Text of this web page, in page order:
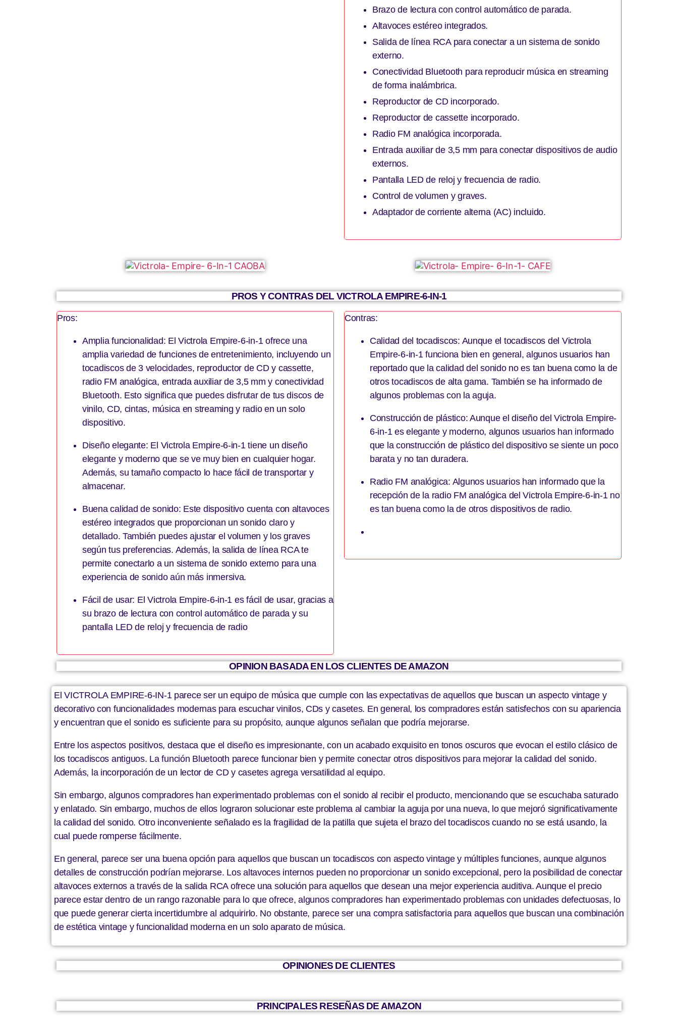
Brazo de lectura con control automático de parada.
Altavoces estéreo integrados.
Salida de línea RCA para conectar a un sistema de sonido
externo.
Conectividad Bluetooth para reproducir música en streaming
de forma inalámbrica.
Reproductor de CD incorporado.
Reproductor de cassette incorporado.
Radio FM analógica incorporada.
Entrada auxiliar de 3,5 mm para conectar dispositivos de audio
externos.
Pantalla LED de reloj y frecuencia de radio.
Control de volumen y graves.
Adaptador de corriente alterna (AC) incluido.
PROS Y CONTRAS DEL VICTROLA EMPIRE-6-IN-1
Pros:
Amplia funcionalidad: El Victrola Empire-6-in-1 ofrece una
amplia variedad de funciones de entretenimiento, incluyendo un
tocadiscos de 3 velocidades, reproductor de CD y cassette,
radio FM analógica, entrada auxiliar de 3,5 mm y conectividad
Bluetooth. Esto significa que puedes disfrutar de tus discos de
vinilo, CD, cintas, música en streaming y radio en un solo
dispositivo.
Diseño elegante: El Victrola Empire-6-in-1 tiene un diseño
elegante y moderno que se ve muy bien en cualquier hogar.
Además, su tamaño compacto lo hace fácil de transportar y
almacenar.
Buena calidad de sonido: Este dispositivo cuenta con altavoces
estéreo integrados que proporcionan un sonido claro y
detallado. También puedes ajustar el volumen y los graves
según tus preferencias. Además, la salida de línea RCA te
permite conectarlo a un sistema de sonido externo para una
experiencia de sonido aún más inmersiva.
Fácil de usar: El Victrola Empire-6-in-1 es fácil de usar, gracias a
su brazo de lectura con control automático de parada y su
pantalla LED de reloj y frecuencia de radio
Contras:
Calidad del tocadiscos: Aunque el tocadiscos del Victrola
Empire-6-in-1 funciona bien en general, algunos usuarios han
reportado que la calidad del sonido no es tan buena como la de
otros tocadiscos de alta gama. También se ha informado de
algunos problemas con la aguja.
Construcción de plástico: Aunque el diseño del Victrola Empire-
6-in-1 es elegante y moderno, algunos usuarios han informado
que la construcción de plástico del dispositivo se siente un poco
barata y no tan duradera.
Radio FM analógica: Algunos usuarios han informado que la
recepción de la radio FM analógica del Victrola Empire-6-in-1 no
es tan buena como la de otros dispositivos de radio.
OPINION BASADA EN LOS CLIENTES DE AMAZON
El VICTROLA EMPIRE-6-IN-1 parece ser un equipo de música que cumple con las expectativas de aquellos que buscan un aspecto vintage y
decorativo con funcionalidades modernas para escuchar vinilos, CDs y casetes. En general, los compradores están satisfechos con su apariencia
y encuentran que el sonido es suficiente para su propósito, aunque algunos señalan que podría mejorarse.
Entre los aspectos positivos, destaca que el diseño es impresionante, con un acabado exquisito en tonos oscuros que evocan el estilo clásico de
los tocadiscos antiguos. La función Bluetooth parece funcionar bien y permite conectar otros dispositivos para mejorar la calidad del sonido.
Además, la incorporación de un lector de CD y casetes agrega versatilidad al equipo.
Sin embargo, algunos compradores han experimentado problemas con el sonido al recibir el producto, mencionando que se escuchaba saturado
y enlatado. Sin embargo, muchos de ellos lograron solucionar este problema al cambiar la aguja por una nueva, lo que mejoró significativamente
la calidad del sonido. Otro inconveniente señalado es la fragilidad de la patilla que sujeta el brazo del tocadiscos cuando no se está usando, la
cual puede romperse fácilmente.
En general, parece ser una buena opción para aquellos que buscan un tocadiscos con aspecto vintage y múltiples funciones, aunque algunos
detalles de construcción podrían mejorarse. Los altavoces internos pueden no proporcionar un sonido excepcional, pero la posibilidad de conectar
altavoces externos a través de la salida RCA ofrece una solución para aquellos que desean una mejor experiencia auditiva. Aunque el precio
parece estar dentro de un rango razonable para lo que ofrece, algunos compradores han experimentado problemas con unidades defectuosas, lo
que puede generar cierta incertidumbre al adquirirlo. No obstante, parece ser una compra satisfactoria para aquellos que buscan una combinación
de estética vintage y funcionalidad moderna en un solo aparato de música.
OPINIONES DE CLIENTES
PRINCIPALES RESEÑAS DE AMAZON